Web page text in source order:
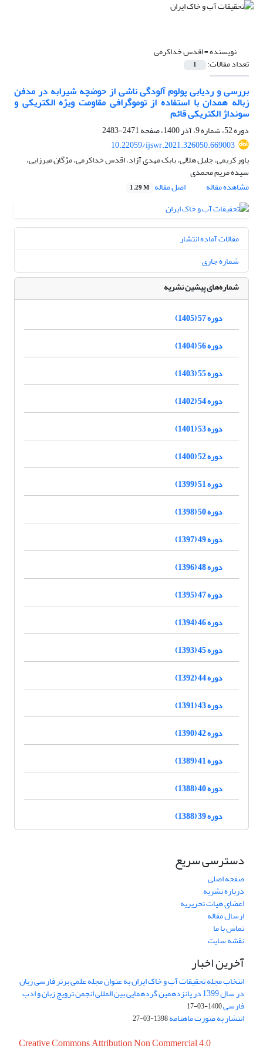
نویسنده =اقدس خداکرمی
تعداد مقالات: 1
بررسی و ردیابی پولوم آلودگی ناشی از حوضچه شیرابه در مدفن
زباله همدان با استفاده از توموگرافی مقاومت ویژه الکتریکی و
سونداژ الکتریکی قائم
دوره 52، شماره 9، آذر 1400، صفحه
2471-2483
10.22059/ijswr.2021.326050.669003
یاور کریمی، جلیل هلالی، بابک مهدی آزاد، اقدس خداکرمی، مژگان میرزایی،
سیده مریم محمدی
مشاهده مقاله
اصل مقاله 1.29 M
مقالات آماده انتشار
شماره جاری
شماره‌های پیشین نشریه
دوره 57 (1405)
دوره 56 (1404)
دوره 55 (1403)
دوره 54 (1402)
دوره 53 (1401)
دوره 52 (1400)
دوره 51 (1399)
دوره 50 (1398)
دوره 49 (1397)
دوره 48 (1396)
دوره 47 (1395)
دوره 46 (1394)
دوره 45 (1393)
دوره 44 (1392)
دوره 43 (1391)
دوره 42 (1390)
دوره 41 (1389)
دوره 40 (1388)
دوره 39 (1388)
دسترسی سریع
صفحه اصلی
درباره نشریه
اعضای هیات تحریریه
ارسال مقاله
تماس با ما
نقشه سایت
آخرین اخبار
انتخاب مجله تحقیقات آب و خاک ایران به عنوان مجله علمی برتر فارسی زبان
در سال 1399 در پانزدهمین گردهمایی بین المللی انجمن ترویج زبان و ادب
فارسی1400-03-17
انتشار به صورت ماهنامه1398-03-27
Creative Commons Attribution Non Commercial 4.0